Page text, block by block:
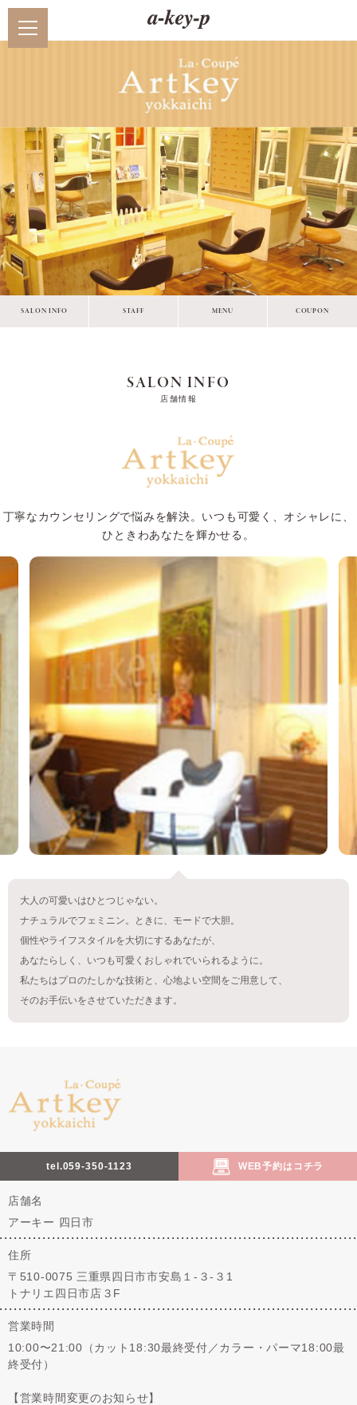
SALON INFO STAFF MENU COUPON
SALON INFO
店舗情報
丁寧なカウンセリングで悩みを解決。いつも可愛く、オシャレに、
ひときわあなたを輝かせる。
大人の可愛いはひとつじゃない。
ナチュラルでフェミニン。ときに、モードで大胆。
個性やライフスタイルを大切にするあなたが、
あなたらしく、いつも可愛くおしゃれでいられるように。
私たちはプロのたしかな技術と、心地よい空間をご用意して、
そのお手伝いをさせていただきます。
tel.059-350-1123 WEB予約はコチラ
店舗名
アーキー 四日市
住所
〒510-0075 三重県四日市市安島１-３-３1
トナリエ四日市店３F
営業時間
10:00〜21:00（カット18:30最終受付／カラー・パーマ18:00最
終受付）
【営業時間変更のお知らせ】